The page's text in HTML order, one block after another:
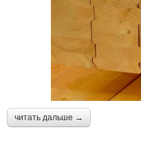
читать дальше →